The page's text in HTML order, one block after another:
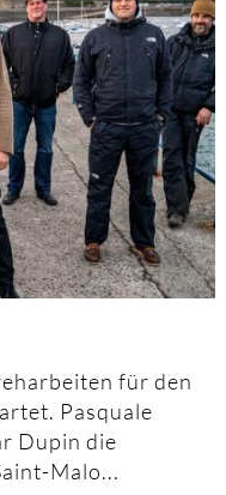
für den
Pasquale
Dupin die
Malo...